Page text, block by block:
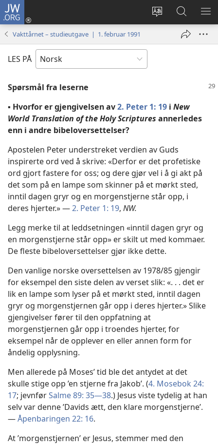
JW.ORG
Endre
Logg
inn
vindu)
Søk
på
JW.ORG
VIS
Vakttårnet – studieutgave | 1. februar 1991
LES PÅ
Spørsmål fra leserne
▪ Hvorfor er gjengivelsen av2. Peter 1: 19 i New
World Translation of the Holy Scriptures annerledes
enn i andre bibeloversettelser?
Apostelen Peter understreket verdien av Guds
inspirerte ord ved å skrive: «Derfor er det profetiske
ord gjort fastere for oss; og dere gjør vel i å gi akt på
det som på en lampe som skinner på et mørkt sted,
inntil dagen gryr og en morgenstjerne står opp, i
deres hjerter.» —2. Peter 1: 19, NW.
Legg merke til at leddsetningen «inntil dagen gryr og
en morgenstjerne står opp» er skilt ut med kommaer.
De fleste bibeloversettelser gjør ikke dette.
Den vanlige norske oversettelsen av 1978/85 gjengir
for eksempel den siste delen av verset slik: «. . . det er
lik en lampe som lyser på et mørkt sted, inntil dagen
gryr og morgenstjernen går opp i deres hjerter.» Slike
gjengivelser fører til den oppfatning at
morgenstjernen går opp i troendes hjerter, for
eksempel når de opplever en eller annen form for
åndelig opplysning.
Men allerede på Moses’ tid ble det antydet at det
skulle stige opp ’en stjerne fra Jakob’. (4. Mosebok 24:
17; jevnførSalme 89: 35—38.) Jesus viste tydelig at han
selv var denne ’Davids ætt, den klare morgenstjerne’.
—Åpenbaringen 22: 16.
At ’morgenstjernen’ er Jesus, stemmer med den